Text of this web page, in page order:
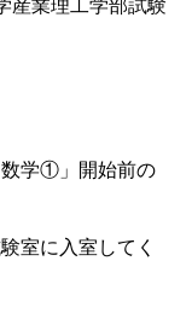
学①」開始前の
室に入室してく